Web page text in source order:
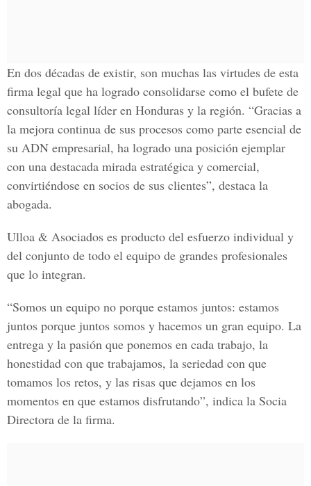
En dos décadas de existir, son muchas las virtudes de esta
firma legal que ha logrado consolidarse como el bufete de
consultoría legal líder en Honduras y la región. “Gracias a
la mejora continua de sus procesos como parte esencial de
su ADN empresarial, ha logrado una posición ejemplar
con una destacada mirada estratégica y comercial,
convirtiéndose en socios de sus clientes”, destaca la
abogada.
Ulloa & Asociados es producto del esfuerzo individual y
del conjunto de todo el equipo de grandes profesionales
que lo integran.
“Somos un equipo no porque estamos juntos: estamos
juntos porque juntos somos y hacemos un gran equipo. La
entrega y la pasión que ponemos en cada trabajo, la
honestidad con que trabajamos, la seriedad con que
tomamos los retos, y las risas que dejamos en los
momentos en que estamos disfrutando”, indica la Socia
Directora de la firma.